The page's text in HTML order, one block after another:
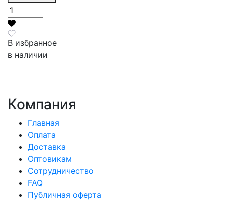
В избранное
в наличии
Компания
Главная
Оплата
Доставка
Оптовикам
Сотрудничество
FAQ
Публичная оферта